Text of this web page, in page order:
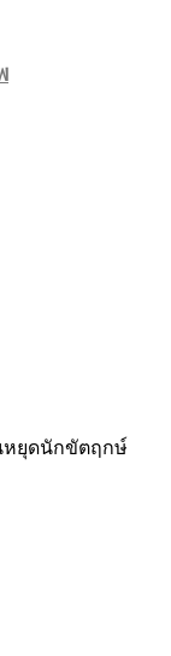
หยุดนักขัตฤกษ์